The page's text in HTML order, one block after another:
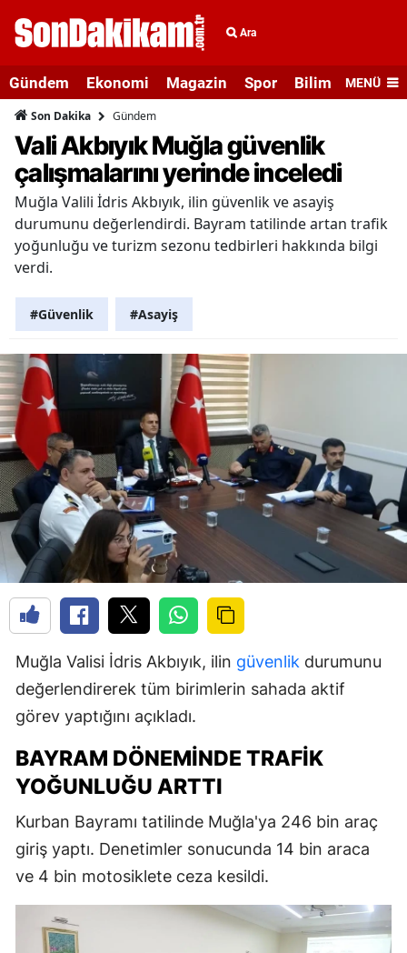
Ara
Gündem Ekonomi Magazin Spor Bilim veMENÜ
Son Dakika Gündem
Vali Akbıyık Muğla güvenlik
çalışmalarını yerinde inceledi
Muğla Valili İdris Akbıyık, ilin güvenlik ve asayiş
durumunu değerlendirdi. Bayram tatilinde artan trafik
yoğunluğu ve turizm sezonu tedbirleri hakkında bilgi
verdi.
#Güvenlik #Asayiş
Muğla Valisi İdris Akbıyık, ilin güvenlik durumunu
değerlendirerek tüm birimlerin sahada aktif
görev yaptığını açıkladı.
BAYRAM DÖNEMINDE TRAFIK
YOĞUNLUĞU ARTTI
Kurban Bayramı tatilinde Muğla'ya 246 bin araç
giriş yaptı. Denetimler sonucunda 14 bin araca
ve 4 bin motosiklete ceza kesildi.